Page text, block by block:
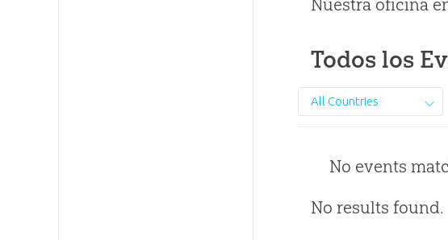
Nuestra oficina
Todos los
All Countries
No events
No results found.